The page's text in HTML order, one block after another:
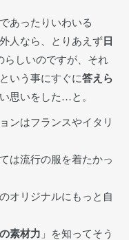
あったりいわいる
人なら、とりあえず 日
らしいのですが、それ
という事にすぐに答えら
思いをした…と。
ンはフランスやイタリ
は流行の服を着たかっ
オリジナルにもっと自
素材力 」を知ってそう